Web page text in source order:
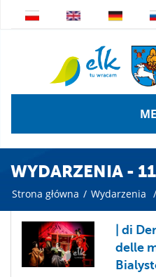
WYDARZENIA -
Strona główna / Wydarzenia /
| di
delle